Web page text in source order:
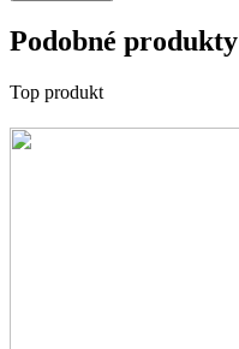
Podobné produkty
Top produkt